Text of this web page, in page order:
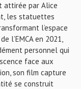
attirée par Alice
les statuettes
l’espace
l’EMCA en 2021,
personnel qui
face aux
son film capture
se construit